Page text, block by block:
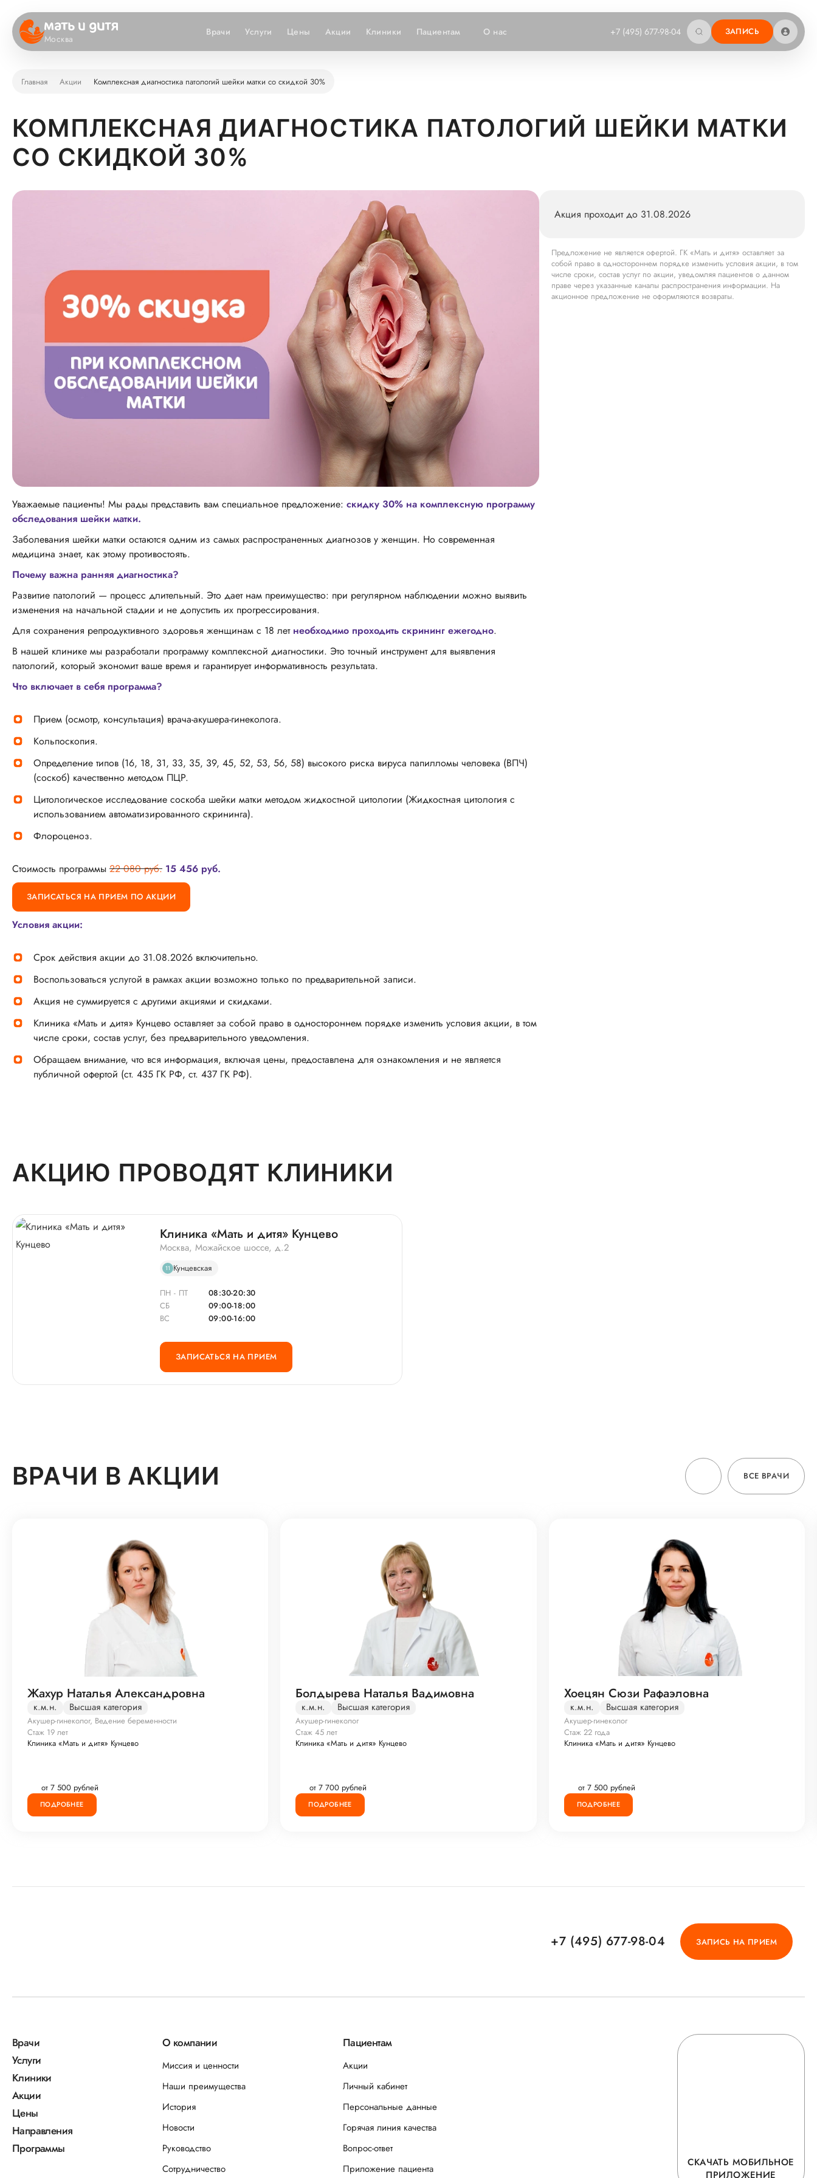
Москва
Врачи Услуги Цены Акции Клиники Пациентам О нас +7 (495) 677-98-04 ЗАПИСЬ
Главная Акции Комплексная диагностика патологий шейки матки со скидкой 30%
КОМПЛЕКСНАЯ ДИАГНОСТИКА ПАТОЛОГИЙ ШЕЙКИ МАТКИ
СО СКИДКОЙ 30%
Уважаемые пациенты! Мы рады представить вам специальное предложение: скидку 30% на комплексную программу
обследования шейки матки.
Заболевания шейки матки остаются одним из самых распространенных диагнозов у женщин. Но современная
медицина знает, как этому противостоять.
Почему важна ранняя диагностика?
Развитие патологий — процесс длительный. Это дает нам преимущество: при регулярном наблюдении можно выявить
изменения на начальной стадии и не допустить их прогрессирования.
Для сохранения репродуктивного здоровья женщинам с 18 лет необходимо проходить скрининг ежегодно.
В нашей клинике мы разработали программу комплексной диагностики. Это точный инструмент для выявления
патологий, который экономит ваше время и гарантирует информативность результата.
Что включает в себя программа?
Прием (осмотр, консультация) врача-акушера-гинеколога.
Кольпоскопия.
Определение типов (16, 18, 31, 33, 35, 39, 45, 52, 53, 56, 58) высокого риска вируса папилломы человека (ВПЧ)
(соскоб) качественно методом ПЦР.
Цитологическое исследование соскоба шейки матки методом жидкостной цитологии (Жидкостная цитология с
использованием автоматизированного скрининга).
Флороценоз.
Стоимость программы 22 080 руб. 15 456 руб.
ЗАПИСАТЬСЯ НА ПРИЕМ ПО АКЦИИ
Условия акции:
Срок действия акции до 31.08.2026 включительно.
Воспользоваться услугой в рамках акции возможно только по предварительной записи.
Акция не суммируется с другими акциями и скидками.
Клиника «Мать и дитя» Кунцево оставляет за собой право в одностороннем порядке изменить условия акции, в том
числе сроки, состав услуг, без предварительного уведомления.
Обращаем внимание, что вся информация, включая цены, предоставлена для ознакомления и не является
публичной офертой (ст. 435 ГК РФ, ст. 437 ГК РФ).
Акция проходит до 31.08.2026
Предложение не является офертой. ГК «Мать и дитя» оставляет за
собой право в одностороннем порядке изменить условия акции, в том
числе сроки, состав услуг по акции, уведомляя пациентов о данном
праве через указанные каналы распространения информации. На
акционное предложение не оформляются возвраты.
АКЦИЮ ПРОВОДЯТ КЛИНИКИ
Клиника «Мать и дитя» Кунцево
Москва, Можайское шоссе, д.2
11 Кунцевская
ПН - ПТ
08:30-20:30
СБ
09:00-18:00
ВС
09:00-16:00
ЗАПИСАТЬСЯ НА ПРИЕМ
ВРАЧИ В АКЦИИ ВСЕ ВРАЧИ
Жахур Наталья Александровна
к.м.н. Высшая категория
Акушер-гинеколог, Ведение беременности
Стаж 19 лет
Клиника «Мать и дитя» Кунцево
от 7 500 рублей
ПОДРОБНЕЕ
Болдырева Наталья Вадимовна
к.м.н. Высшая категория
Акушер-гинеколог
Стаж 45 лет
Клиника «Мать и дитя» Кунцево
от 7 700 рублей
ПОДРОБНЕЕ
Хоецян Сюзи Рафаэловна
к.м.н. Высшая категория
Акушер-гинеколог
Стаж 22 года
Клиника «Мать и дитя» Кунцево
от 7 500 рублей
ПОДРОБНЕЕ
+7 (495) 677-98-04 ЗАПИСЬ НА ПРИЕМ
Врачи
Услуги
Клиники
Акции
Цены
Направления
Программы
О компании
Миссия и ценности
Наши преимущества
История
Новости
Руководство
Сотрудничество
Пациентам
Акции
Личный кабинет
Персональные данные
Горячая линия качества
Вопрос-ответ
Приложение пациента
СКАЧАТЬ МОБИЛЬНОЕ
ПРИЛОЖЕНИЕ